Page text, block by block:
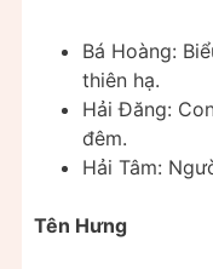
Bá Hoàng:
thiên hạ.
Hải Đăng:
đêm.
Hải Tâm:
Tên Hưng